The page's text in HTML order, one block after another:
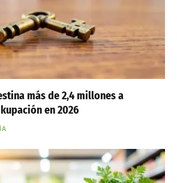
más de 2,4 millones a
en 2026